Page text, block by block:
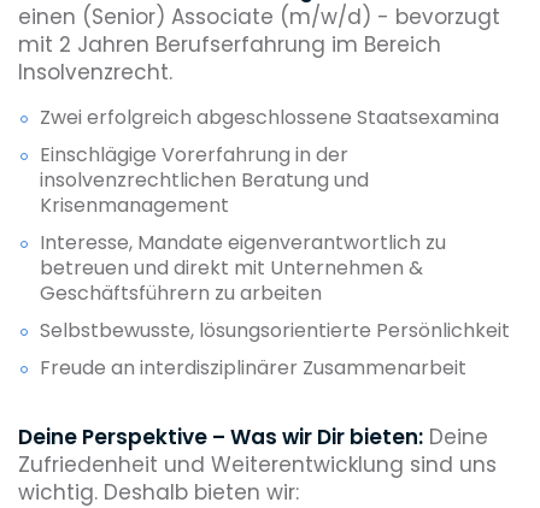
einen (Senior) Associate (m/w/d) - bevorzugt
mit 2 Jahren Berufserfahrung im Bereich
Insolvenzrecht.
Zwei erfolgreich abgeschlossene Staatsexamina
Einschlägige Vorerfahrung in der
insolvenzrechtlichen Beratung und
Krisenmanagement
Interesse, Mandate eigenverantwortlich zu
betreuen und direkt mit Unternehmen &
Geschäftsführern zu arbeiten
Selbstbewusste, lösungsorientierte Persönlichkeit
Freude an interdisziplinärer Zusammenarbeit
Deine Perspektive – Was wir Dir bieten: Deine
Zufriedenheit und Weiterentwicklung sind uns
wichtig. Deshalb bieten wir: